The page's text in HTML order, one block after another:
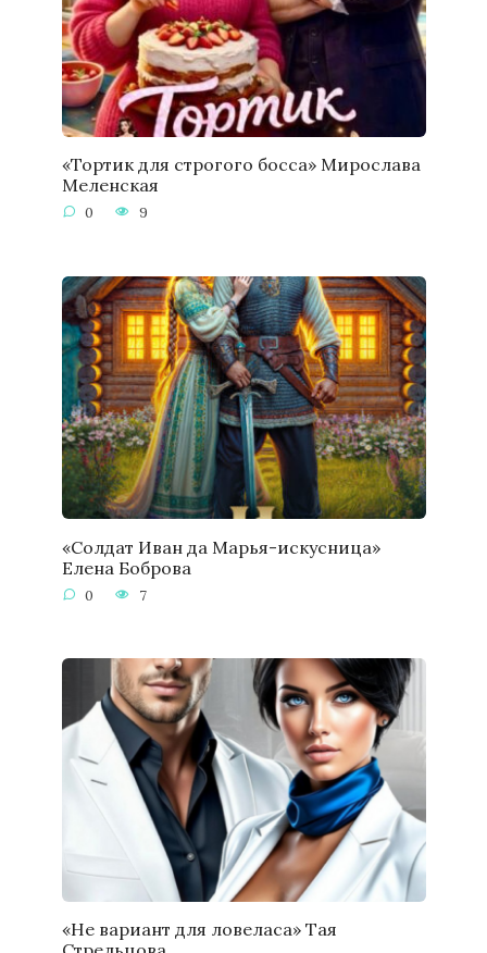
«Тортик для строгого босса» Мирослава
Меленская
0 9
«Солдат Иван да Марья-искусница»
Елена Боброва
0 7
«Не вариант для ловеласа» Тая